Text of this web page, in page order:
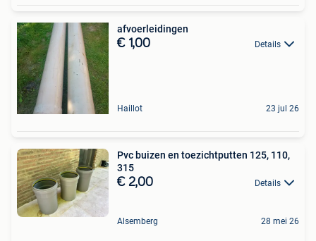
afvoerleidingen
€ 1,00 Details
Haillot 23 jul 26
Pvc buizen en toezichtputten 125, 110,
315
€ 2,00 Details
Alsemberg 28 mei 26